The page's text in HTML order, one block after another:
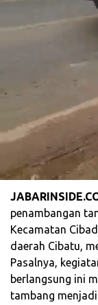
penambangan
Kecamatan
daerah Cibatu,
Pasalnya,
berlangsung ini
tambang